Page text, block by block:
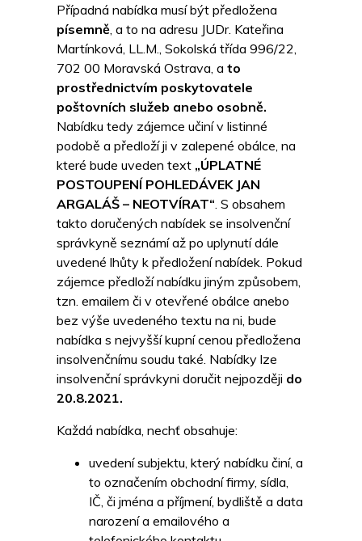
Případná nabídka musí být předložena
písemně , a to na adresu JUDr. Kateřina
Martínková, LL.M., Sokolská třída 996/22,
702 00 Moravská Ostrava, a to
prostřednictvím poskytovatele
poštovních služeb anebo osobně.
Nabídku tedy zájemce učiní v listinné
podobě a předloží ji v zalepené obálce, na
které bude uveden text „ÚPLATNÉ
POSTOUPENÍ POHLEDÁVEK JAN
ARGALÁŠ – NEOTVÍRAT“ . S obsahem
takto doručených nabídek se insolvenční
správkyně seznámí až po uplynutí dále
uvedené lhůty k předložení nabídek. Pokud
zájemce předloží nabídku jiným způsobem,
tzn. emailem či v otevřené obálce anebo
bez výše uvedeného textu na ni, bude
nabídka s nejvyšší kupní cenou předložena
insolvenčnímu soudu také. Nabídky lze
insolvenční správkyni doručit nejpozději do
20.8.2021.
Každá nabídka, nechť obsahuje:
uvedení subjektu, který nabídku činí, a
to označením obchodní firmy, sídla,
IČ, či jména a příjmení, bydliště a data
narození a emailového a